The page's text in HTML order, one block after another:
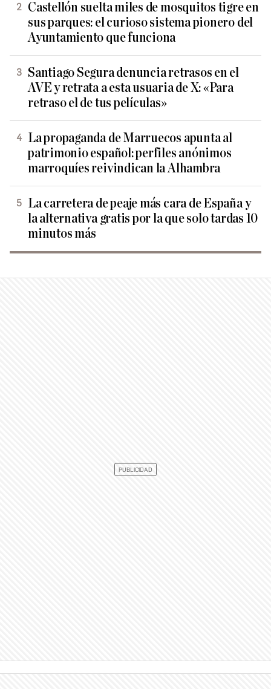
Castellón suelta miles de mosquitos tigre en
sus parques: el curioso sistema pionero del
Ayuntamiento que funciona
Santiago Segura denuncia retrasos en el
AVE y retrata a esta usuaria de X: «Para
retraso el de tus películas»
La propaganda de Marruecos apunta al
patrimonio español: perfiles anónimos
marroquíes reivindican la Alhambra
La carretera de peaje más cara de España y
la alternativa gratis por la que solo tardas 10
minutos más